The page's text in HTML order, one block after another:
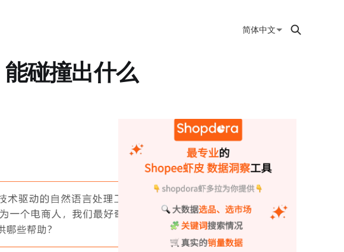
简体中文
碰撞出什么